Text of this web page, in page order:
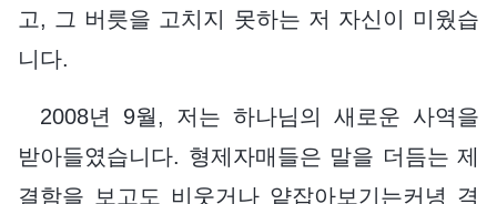
고, 그 버릇을 고치지 못하는 저 자신이 미웠습
니다.
2008년 9월, 저는 하나님의 새로운 사역을
받아들였습니다. 형제자매들은 말을 더듬는 제
결함을 보고도 비웃거나 얕잡아보기는커녕 격